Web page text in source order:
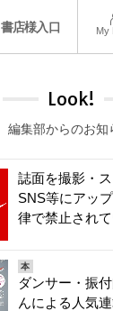
書店様入口 My
Look!
編集部からのお知
誌面を撮影・
SNS等にアッ
律で禁止されて
本
ダンサー・振
んによる人気